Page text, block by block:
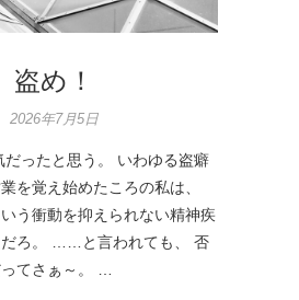
盗め！
2026年7月5日
だったと思う。 いわゆる盗癖
を覚え始めたころの私は、
いう衝動を抑えられない精神疾
だろ。 ……と言われても、 否
てさぁ～。 …